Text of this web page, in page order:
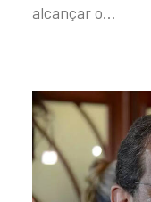
alcançar o…